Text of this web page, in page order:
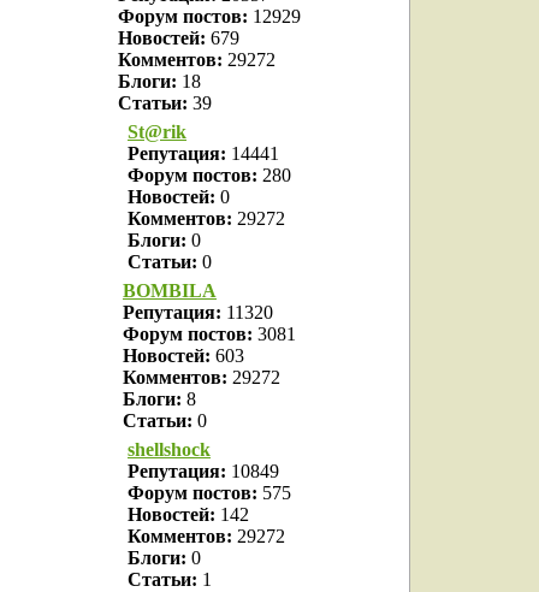
Форум постов: 12929
Новостей: 679
Комментов: 29272
Блоги: 18
Статьи: 39
St@rik
Репутация: 14441
Форум постов: 280
Новостей: 0
Комментов: 29272
Блоги: 0
Статьи: 0
BOMBILA
Репутация: 11320
Форум постов: 3081
Новостей: 603
Комментов: 29272
Блоги: 8
Статьи: 0
shellshock
Репутация: 10849
Форум постов: 575
Новостей: 142
Комментов: 29272
Блоги: 0
Статьи: 1